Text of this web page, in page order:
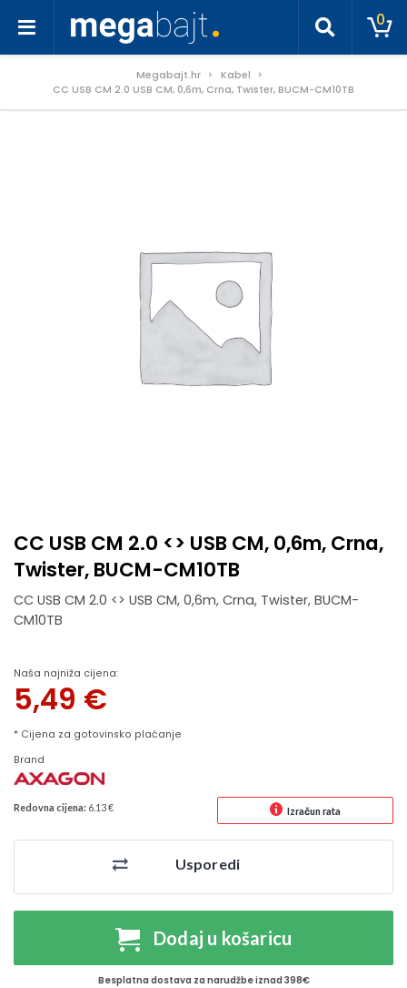
0
Megabajt.hr
Kabel
CC USB CM 2.0 USB CM, 0,6m, Crna, Twister, BUCM-CM10TB
CC USB CM 2.0 <> USB CM, 0,6m, Crna,
Twister, BUCM-CM10TB
CC USB CM 2.0 <> USB CM, 0,6m, Crna, Twister, BUCM-
CM10TB
Naša najniža cijena:
5,49 €
* Cijena za gotovinsko plaćanje
Brand
Redovna cijena: 6.13 € Izračun rata
Usporedi
Dodaj u košaricu
Besplatna dostava za narudžbe iznad 398€